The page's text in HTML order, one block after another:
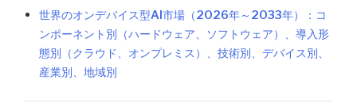
世界のオンデバイス型AI市場（2026年～2033年）：コ
ンポーネント別（ハードウェア、ソフトウェア）、導入形
態別（クラウド、オンプレミス）、技術別、デバイス別、
産業別、地域別